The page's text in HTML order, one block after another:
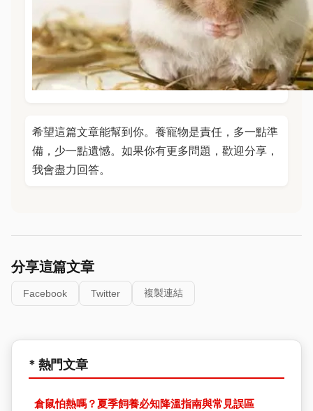
希望這篇文章能幫到你。養寵物是責任，多一點準
備，少一點遺憾。如果你有更多問題，歡迎分享，
我會盡力回答。
分享這篇文章
Facebook Twitter 複製連結
* 熱門文章
倉鼠怕熱嗎？夏季飼養必知降溫指南與常見誤區